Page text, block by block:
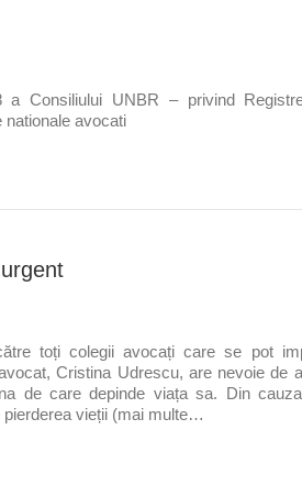
a Consiliului UNBR – privind
avocati
toți colegii avocați care se pot
Cristina Udrescu, are nevoie de
de care depinde viața sa. Din
pierderea vieții (mai multe…